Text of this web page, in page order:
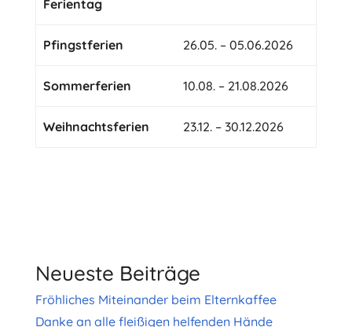
Ferientag
Pfingstferien 26.05. – 05.06.2026
Sommerferien 10.08. – 21.08.2026
Weihnachtsferien 23.12. – 30.12.2026
Neueste Beiträge
Fröhliches Miteinander beim Elternkaffee
Danke an alle fleißigen helfenden Hände